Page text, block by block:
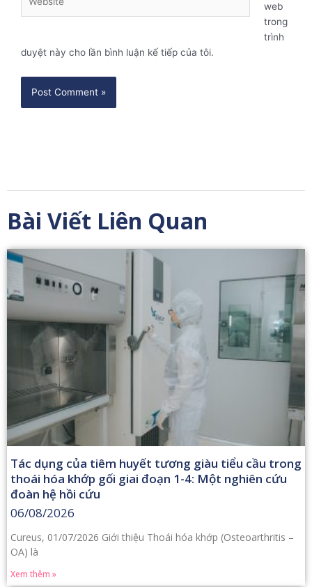
web
trong
trình
duyệt này cho lần bình luận kế tiếp của tôi.
Bài Viết Liên Quan
Tác dụng của tiêm huyết tương giàu tiểu cầu trong
thoái hóa khớp gối giai đoạn 1-4: Một nghiên cứu
đoàn hệ hồi cứu
06/08/2026
Cureus, 01/07/2026 Giới thiệu Thoái hóa khớp (Osteoarthritis –
OA) là
Xem thêm »